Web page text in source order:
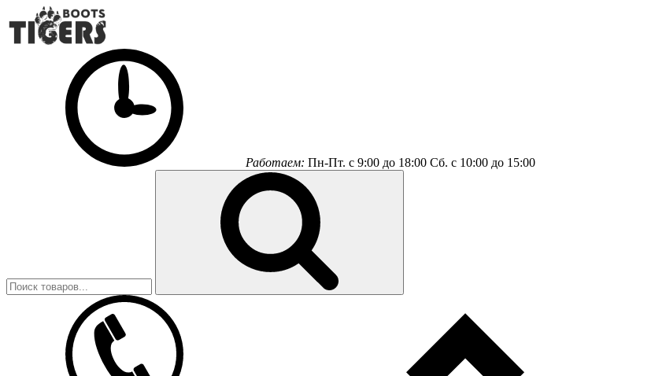
Работаем: Пн-Пт. с 9:00 до 18:00 Сб. с 10:00 до 15:00